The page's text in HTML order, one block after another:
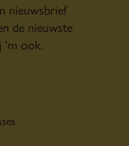
nieuwsbrief
de nieuwste
ook.